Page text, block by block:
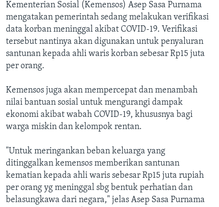
Kementerian Sosial (Kemensos) Asep Sasa Purnama
mengatakan pemerintah sedang melakukan verifikasi
data korban meninggal akibat COVID-19. Verifikasi
tersebut nantinya akan digunakan untuk penyaluran
santunan kepada ahli waris korban sebesar Rp15 juta
per orang.
Kemensos juga akan mempercepat dan menambah
nilai bantuan sosial untuk mengurangi dampak
ekonomi akibat wabah COVID-19, khususnya bagi
warga miskin dan kelompok rentan.
"Untuk meringankan beban keluarga yang
ditinggalkan kemensos memberikan santunan
kematian kepada ahli waris sebesar Rp15 juta rupiah
per orang yg meninggal sbg bentuk perhatian dan
belasungkawa dari negara," jelas Asep Sasa Purnama